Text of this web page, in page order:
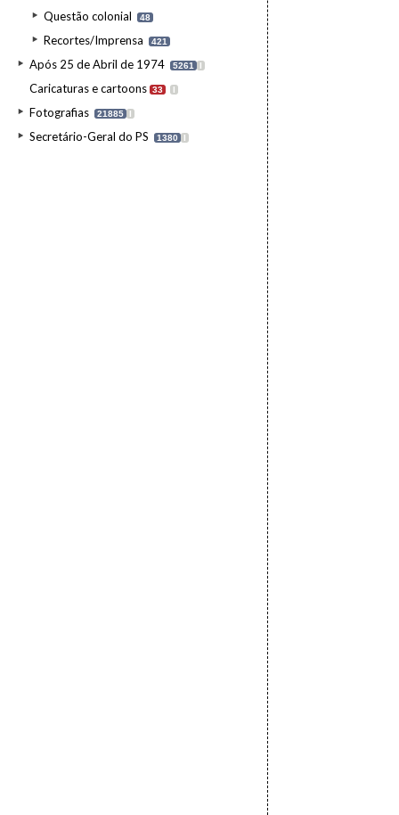
Questão colonial 48
Recortes/Imprensa 421
Após 25 de Abril de 1974 5261 I
Caricaturas e cartoons 33 I
Fotografias 21885 I
Secretário-Geral do PS 1380 I